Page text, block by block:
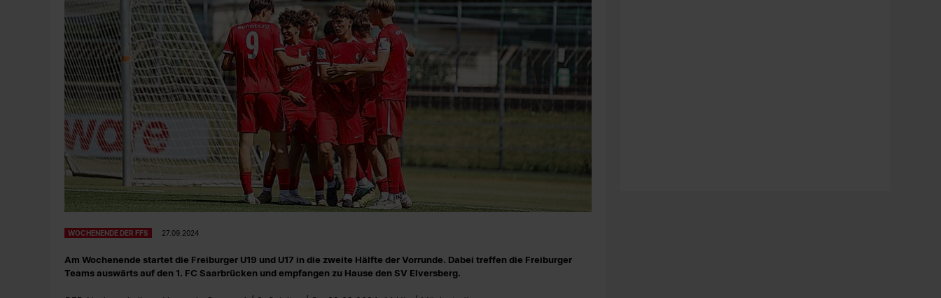
WOCHENENDE DER FFS 27.09.2024
Am Wochenende startet die Freiburger U19 und U17 in die zweite Hälfte der Vorrunde. Dabei treffen die Freiburger
Teams auswärts auf den 1. FC Saarbrücken und empfangen zu Hause den SV Elversberg.